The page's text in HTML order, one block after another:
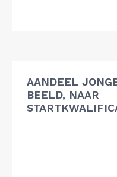
AANDEEL
BEELD, NAAR